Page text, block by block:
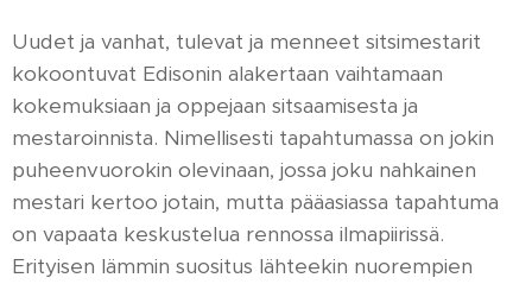
Uudet ja vanhat, tulevat ja menneet sitsimestarit
kokoontuvat Edisonin alakertaan vaihtamaan
kokemuksiaan ja oppejaan sitsaamisesta ja
mestaroinnista. Nimellisesti tapahtumassa on jokin
puheenvuorokin olevinaan, jossa joku nahkainen
mestari kertoo jotain, mutta pääasiassa tapahtuma
on vapaata keskustelua rennossa ilmapiirissä.
Erityisen lämmin suositus lähteekin nuorempien